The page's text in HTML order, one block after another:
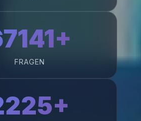
FRAGEN